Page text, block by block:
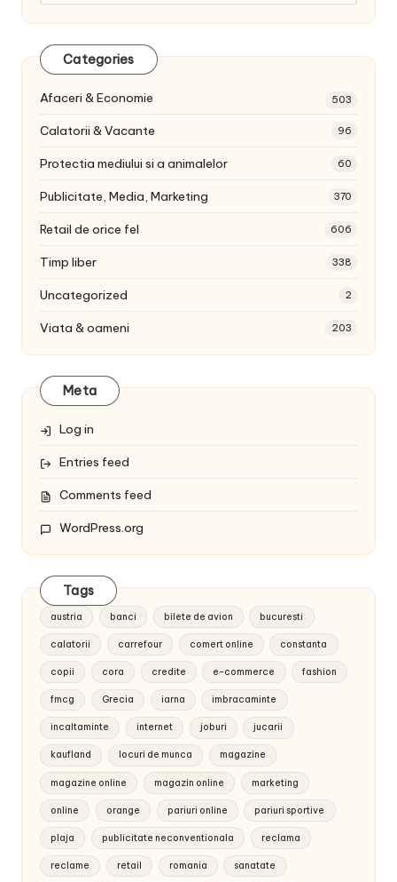
Categories
Afaceri & Economie 503
Calatorii & Vacante 96
Protectia mediului si a animalelor 60
Publicitate, Media, Marketing 370
Retail de orice fel 606
Timp liber 338
Uncategorized 2
Viata & oameni 203
Meta
Log in
Entries feed
Comments feed
WordPress.org
Tags
austria banci bilete de avion bucuresti
calatorii carrefour comert online constanta
copii cora credite e-commerce fashion
fmcg Grecia iarna imbracaminte
incaltaminte internet joburi jucarii
kaufland locuri de munca magazine
magazine online magazin online marketing
online orange pariuri online pariuri sportive
plaja publicitate neconventionala reclama
reclame retail romania sanatate